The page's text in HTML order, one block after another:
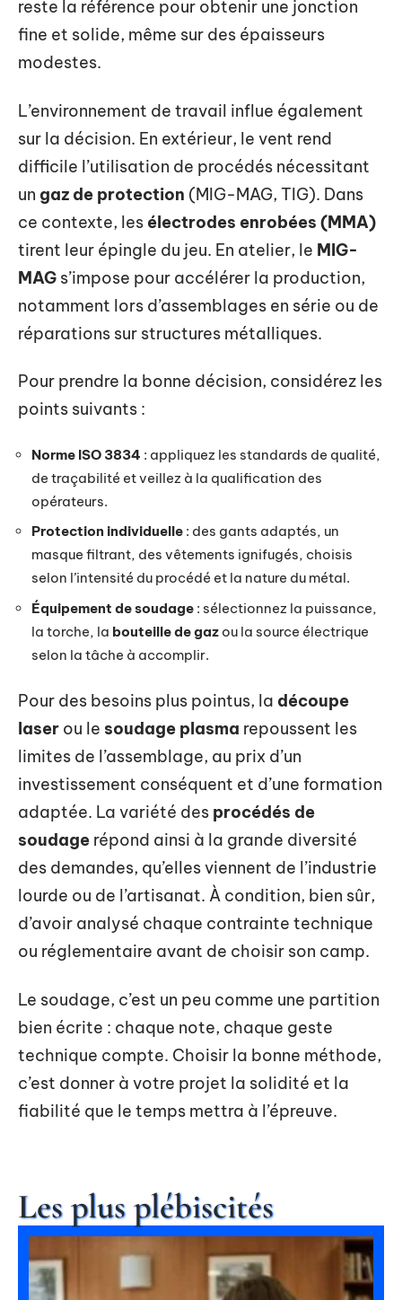
reste la référence pour obtenir une jonction
fine et solide, même sur des épaisseurs
modestes.
L’environnement de travail influe également
sur la décision. En extérieur, le vent rend
difficile l’utilisation de procédés nécessitant
un gaz de protection (MIG-MAG, TIG). Dans
ce contexte, les électrodes enrobées (MMA)
tirent leur épingle du jeu. En atelier, le MIG-
MAG s’impose pour accélérer la production,
notamment lors d’assemblages en série ou de
réparations sur structures métalliques.
Pour prendre la bonne décision, considérez les
points suivants :
Norme ISO 3834 : appliquez les standards de qualité,
de traçabilité et veillez à la qualification des
opérateurs.
Protection individuelle : des gants adaptés, un
masque filtrant, des vêtements ignifugés, choisis
selon l’intensité du procédé et la nature du métal.
Équipement de soudage : sélectionnez la puissance,
la torche, la bouteille de gaz ou la source électrique
selon la tâche à accomplir.
Pour des besoins plus pointus, la découpe
laser ou le soudage plasma repoussent les
limites de l’assemblage, au prix d’un
investissement conséquent et d’une formation
adaptée. La variété des procédés de
soudage répond ainsi à la grande diversité
des demandes, qu’elles viennent de l’industrie
lourde ou de l’artisanat. À condition, bien sûr,
d’avoir analysé chaque contrainte technique
ou réglementaire avant de choisir son camp.
Le soudage, c’est un peu comme une partition
bien écrite : chaque note, chaque geste
technique compte. Choisir la bonne méthode,
c’est donner à votre projet la solidité et la
fiabilité que le temps mettra à l’épreuve.
Les plus plébiscités